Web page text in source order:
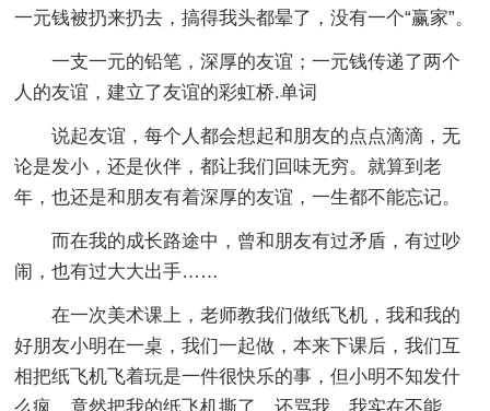
一元钱被扔来扔去，搞得我头都晕了，没有一个“赢家”。
一支一元的铅笔，深厚的友谊；一元钱传递了两个
人的友谊，建立了友谊的彩虹桥.单词
说起友谊，每个人都会想起和朋友的点点滴滴，无
论是发小，还是伙伴，都让我们回味无穷。就算到老
年，也还是和朋友有着深厚的友谊，一生都不能忘记。
而在我的成长路途中，曾和朋友有过矛盾，有过吵
闹，也有过大大出手……
在一次美术课上，老师教我们做纸飞机，我和我的
好朋友小明在一桌，我们一起做，本来下课后，我们互
相把纸飞机飞着玩是一件很快乐的事，但小明不知发什
么疯，竟然把我的纸飞机撕了，还骂我，我实在不能